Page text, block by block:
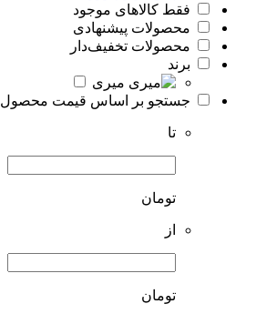
فقط کالاهای موجود
محصولات پیشنهادی
محصولات تخفیف‌دار
برند
میری
جستجو بر اساس قیمت محصول
تا
تومان
از
تومان